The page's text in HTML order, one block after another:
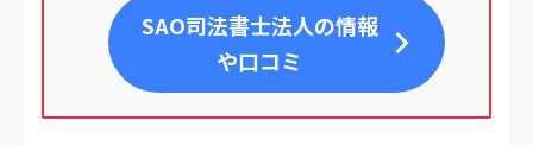
SAO司法書士法人の情報
や口コミ